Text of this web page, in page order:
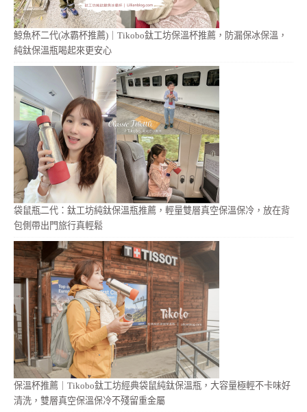
鯨魚杯二代(冰霸杯推薦)｜Tikobo鈦工坊保溫杯推薦，防漏保冰保溫，
純鈦保溫瓶喝起來更安心
袋鼠瓶二代：鈦工坊純鈦保溫瓶推薦，輕量雙層真空保溫保冷，放在背
包側帶出門旅行真輕鬆
保溫杯推薦｜Tikobo鈦工坊經典袋鼠純鈦保溫瓶，大容量極輕不卡味好
清洗，雙層真空保溫保冷不殘留重金屬